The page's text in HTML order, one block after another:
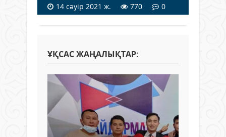
14 сәуір 2021 ж.
770 0
ҰҚСАС ЖАҢАЛЫҚТАР: